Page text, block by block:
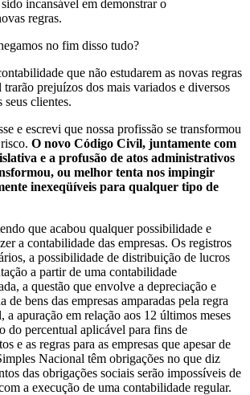
incansável em demonstrar o
regras.
no fim disso tudo?
que não estudarem as novas regras
prejuízos dos mais variados e diversos
seus clientes.
e escrevi que nossa profissão se transformou
O novo Código Civil, juntamente com
e a profusão de atos administrativos
ou melhor tenta nos impingir
inexeqüíveis para qualquer tipo de
que acabou qualquer possibilidade e
a contabilidade das empresas. Os registros
a possibilidade de distribuição de lucros
a partir de uma contabilidade
a questão que envolve a depreciação e
de bens das empresas amparadas pela regra
a apuração em relação aos 12 últimos meses
do percentual aplicável para fins de
e as regras para as empresas que apesar de
Nacional têm obrigações no que diz
das obrigações sociais serão impossíveis de
a execução de uma contabilidade regular.